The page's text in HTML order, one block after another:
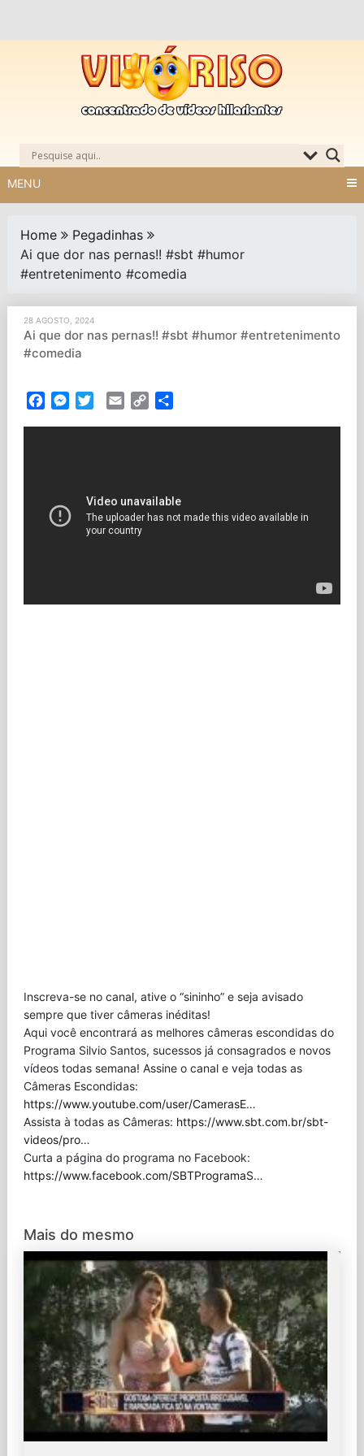
MENU
Home
Pegadinhas
Ai que dor nas pernas!! #sbt #humor
#entretenimento #comedia
28 AGOSTO, 2024
Ai que dor nas pernas!! #sbt #humor #entretenimento
#comedia
FacebookMessenger
TwitterEmail Copy
Inscreva-se no canal, ative o “sininho” e seja avisado
sempre que tiver câmeras inéditas!
Aqui você encontrará as melhores câmeras escondidas do
Programa Silvio Santos, sucessos já consagrados e novos
vídeos todas semana! Assine o canal e veja todas as
Câmeras Escondidas:
https://www.youtube.com/user/CamerasE…
Assista à todas as Câmeras: https://www.sbt.com.br/sbt-
videos/pro…
Curta a página do programa no Facebook:
https://www.facebook.com/SBTProgramaS…
Mais do mesmo